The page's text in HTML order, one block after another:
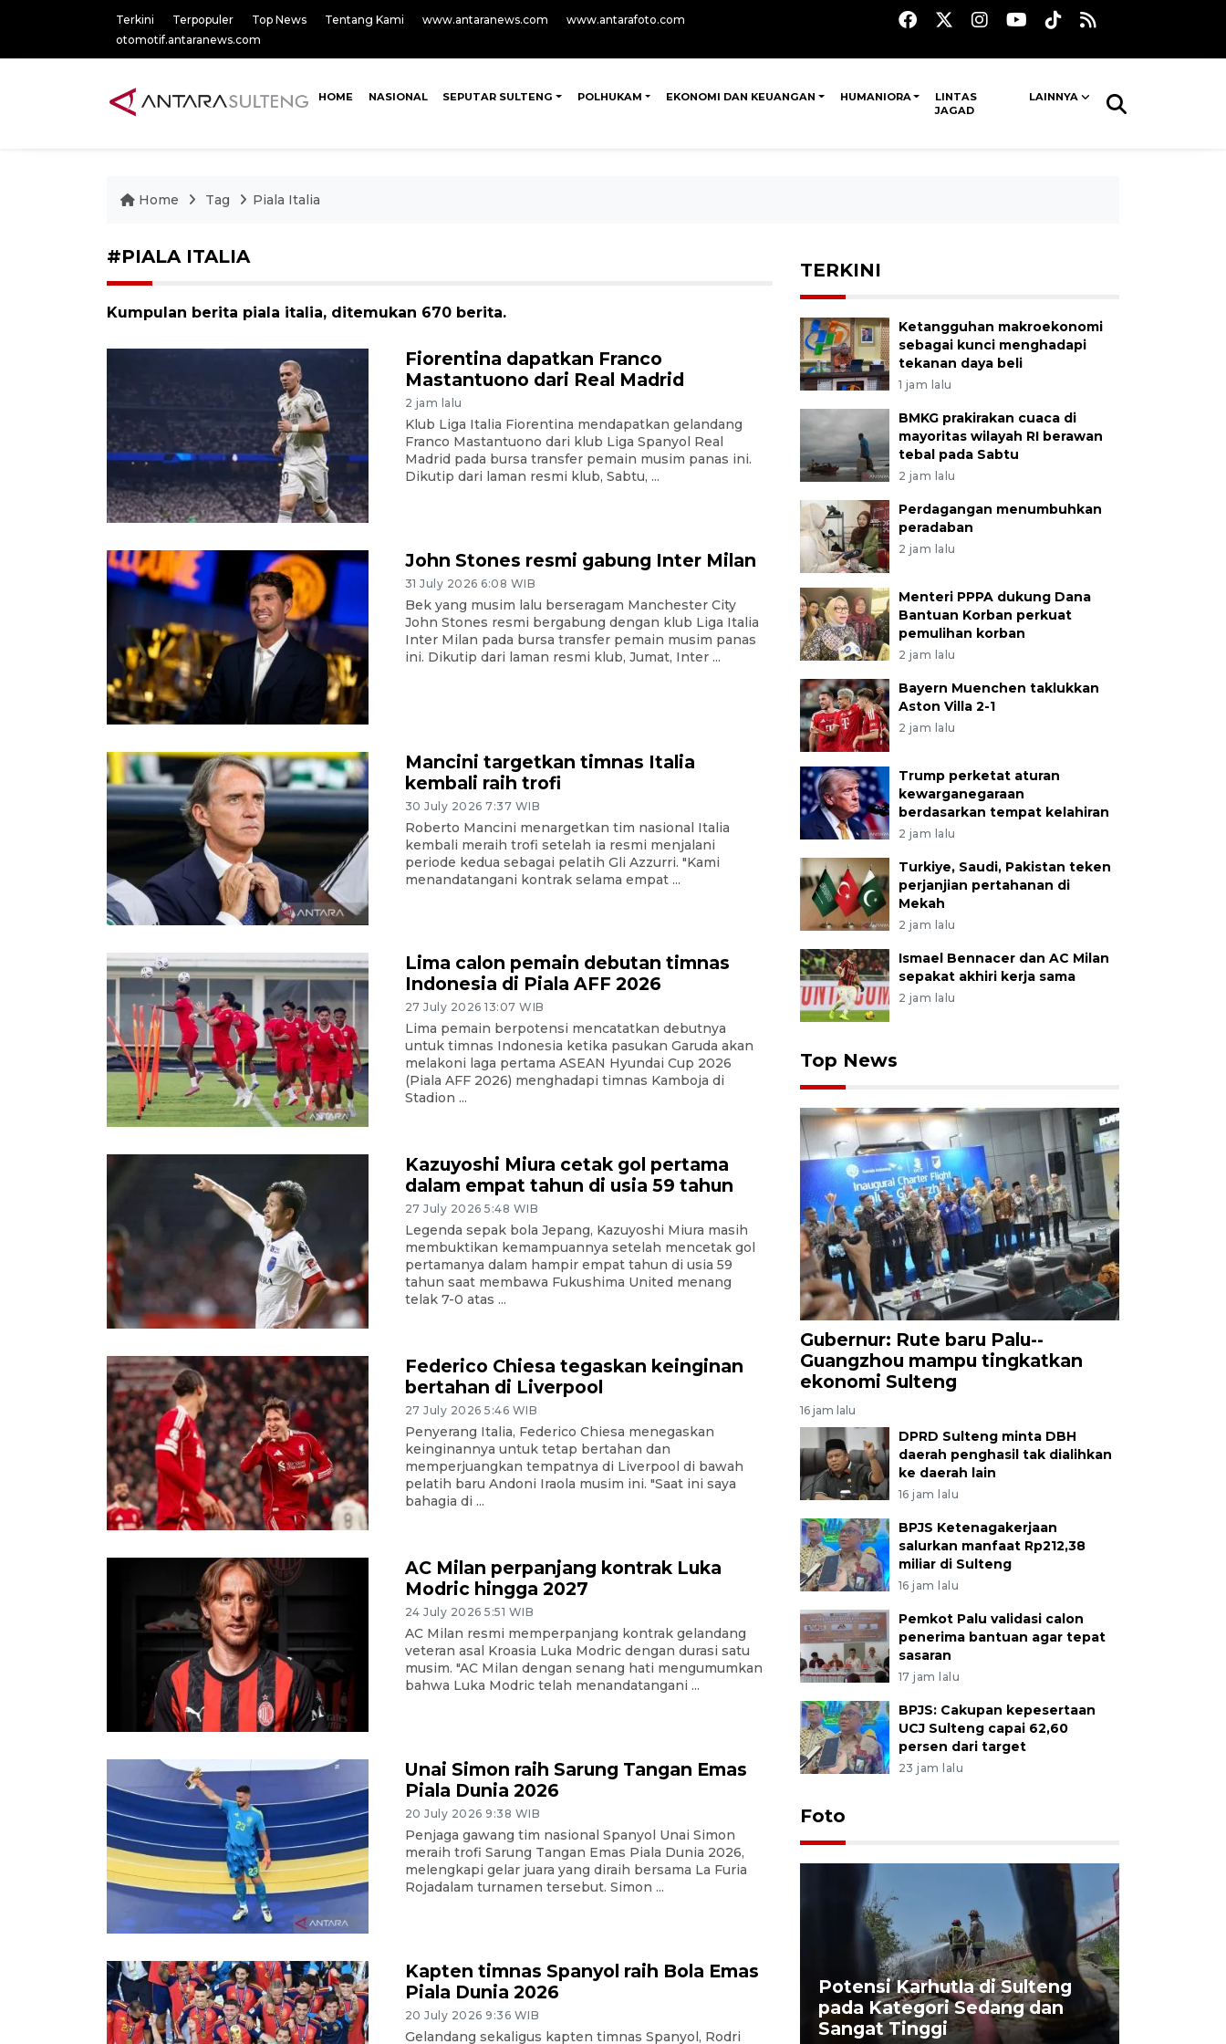
Terkini Terpopuler Top News Tentang Kami www.antaranews.com
www.antarafoto.com
otomotif.antaranews.com
HOME NASIONAL SEPUTAR SULTENG POLHUKAM EKONOMI DAN KEUANGAN HUMANIORA
LINTAS
JAGAD
LAINNYA
Home Tag Piala Italia
#PIALA ITALIA
Kumpulan berita piala italia, ditemukan 670 berita.
Fiorentina dapatkan Franco
Mastantuono dari Real Madrid
2 jam lalu
Klub Liga Italia Fiorentina mendapatkan gelandang
Franco Mastantuono dari klub Liga Spanyol Real
Madrid pada bursa transfer pemain musim panas ini.
Dikutip dari laman resmi klub, Sabtu, ...
John Stones resmi gabung Inter Milan
31 July 2026 6:08 WIB
Bek yang musim lalu berseragam Manchester City
John Stones resmi bergabung dengan klub Liga Italia
Inter Milan pada bursa transfer pemain musim panas
ini. Dikutip dari laman resmi klub, Jumat, Inter ...
Mancini targetkan timnas Italia
kembali raih trofi
30 July 2026 7:37 WIB
Roberto Mancini menargetkan tim nasional Italia
kembali meraih trofi setelah ia resmi menjalani
periode kedua sebagai pelatih Gli Azzurri. "Kami
menandatangani kontrak selama empat ...
Lima calon pemain debutan timnas
Indonesia di Piala AFF 2026
27 July 2026 13:07 WIB
Lima pemain berpotensi mencatatkan debutnya
untuk timnas Indonesia ketika pasukan Garuda akan
melakoni laga pertama ASEAN Hyundai Cup 2026
(Piala AFF 2026) menghadapi timnas Kamboja di
Stadion ...
Kazuyoshi Miura cetak gol pertama
dalam empat tahun di usia 59 tahun
27 July 2026 5:48 WIB
Legenda sepak bola Jepang, Kazuyoshi Miura masih
membuktikan kemampuannya setelah mencetak gol
pertamanya dalam hampir empat tahun di usia 59
tahun saat membawa Fukushima United menang
telak 7-0 atas ...
Federico Chiesa tegaskan keinginan
bertahan di Liverpool
27 July 2026 5:46 WIB
Penyerang Italia, Federico Chiesa menegaskan
keinginannya untuk tetap bertahan dan
memperjuangkan tempatnya di Liverpool di bawah
pelatih baru Andoni Iraola musim ini. "Saat ini saya
bahagia di ...
AC Milan perpanjang kontrak Luka
Modric hingga 2027
24 July 2026 5:51 WIB
AC Milan resmi memperpanjang kontrak gelandang
veteran asal Kroasia Luka Modric dengan durasi satu
musim. "AC Milan dengan senang hati mengumumkan
bahwa Luka Modric telah menandatangani ...
Unai Simon raih Sarung Tangan Emas
Piala Dunia 2026
20 July 2026 9:38 WIB
Penjaga gawang tim nasional Spanyol Unai Simon
meraih trofi Sarung Tangan Emas Piala Dunia 2026,
melengkapi gelar juara yang diraih bersama La Furia
Rojadalam turnamen tersebut. Simon ...
Kapten timnas Spanyol raih Bola Emas
Piala Dunia 2026
20 July 2026 9:36 WIB
Gelandang sekaligus kapten timnas Spanyol, Rodri
TERKINI
Ketangguhan makroekonomi
sebagai kunci menghadapi
tekanan daya beli
1 jam lalu
BMKG prakirakan cuaca di
mayoritas wilayah RI berawan
tebal pada Sabtu
2 jam lalu
Perdagangan menumbuhkan
peradaban
2 jam lalu
Menteri PPPA dukung Dana
Bantuan Korban perkuat
pemulihan korban
2 jam lalu
Bayern Muenchen taklukkan
Aston Villa 2-1
2 jam lalu
Trump perketat aturan
kewarganegaraan
berdasarkan tempat kelahiran
2 jam lalu
Turkiye, Saudi, Pakistan teken
perjanjian pertahanan di
Mekah
2 jam lalu
Ismael Bennacer dan AC Milan
sepakat akhiri kerja sama
2 jam lalu
Top News
Gubernur: Rute baru Palu--
Guangzhou mampu tingkatkan
ekonomi Sulteng
16 jam lalu
DPRD Sulteng minta DBH
daerah penghasil tak dialihkan
ke daerah lain
16 jam lalu
BPJS Ketenagakerjaan
salurkan manfaat Rp212,38
miliar di Sulteng
16 jam lalu
Pemkot Palu validasi calon
penerima bantuan agar tepat
sasaran
17 jam lalu
BPJS: Cakupan kepesertaan
UCJ Sulteng capai 62,60
persen dari target
23 jam lalu
Foto
Layanan pembuatan SIM Baru
di Satpas Polresta Palu
Potensi Karhutla di Sulteng
pada Kategori Sedang dan
Sangat Tinggi